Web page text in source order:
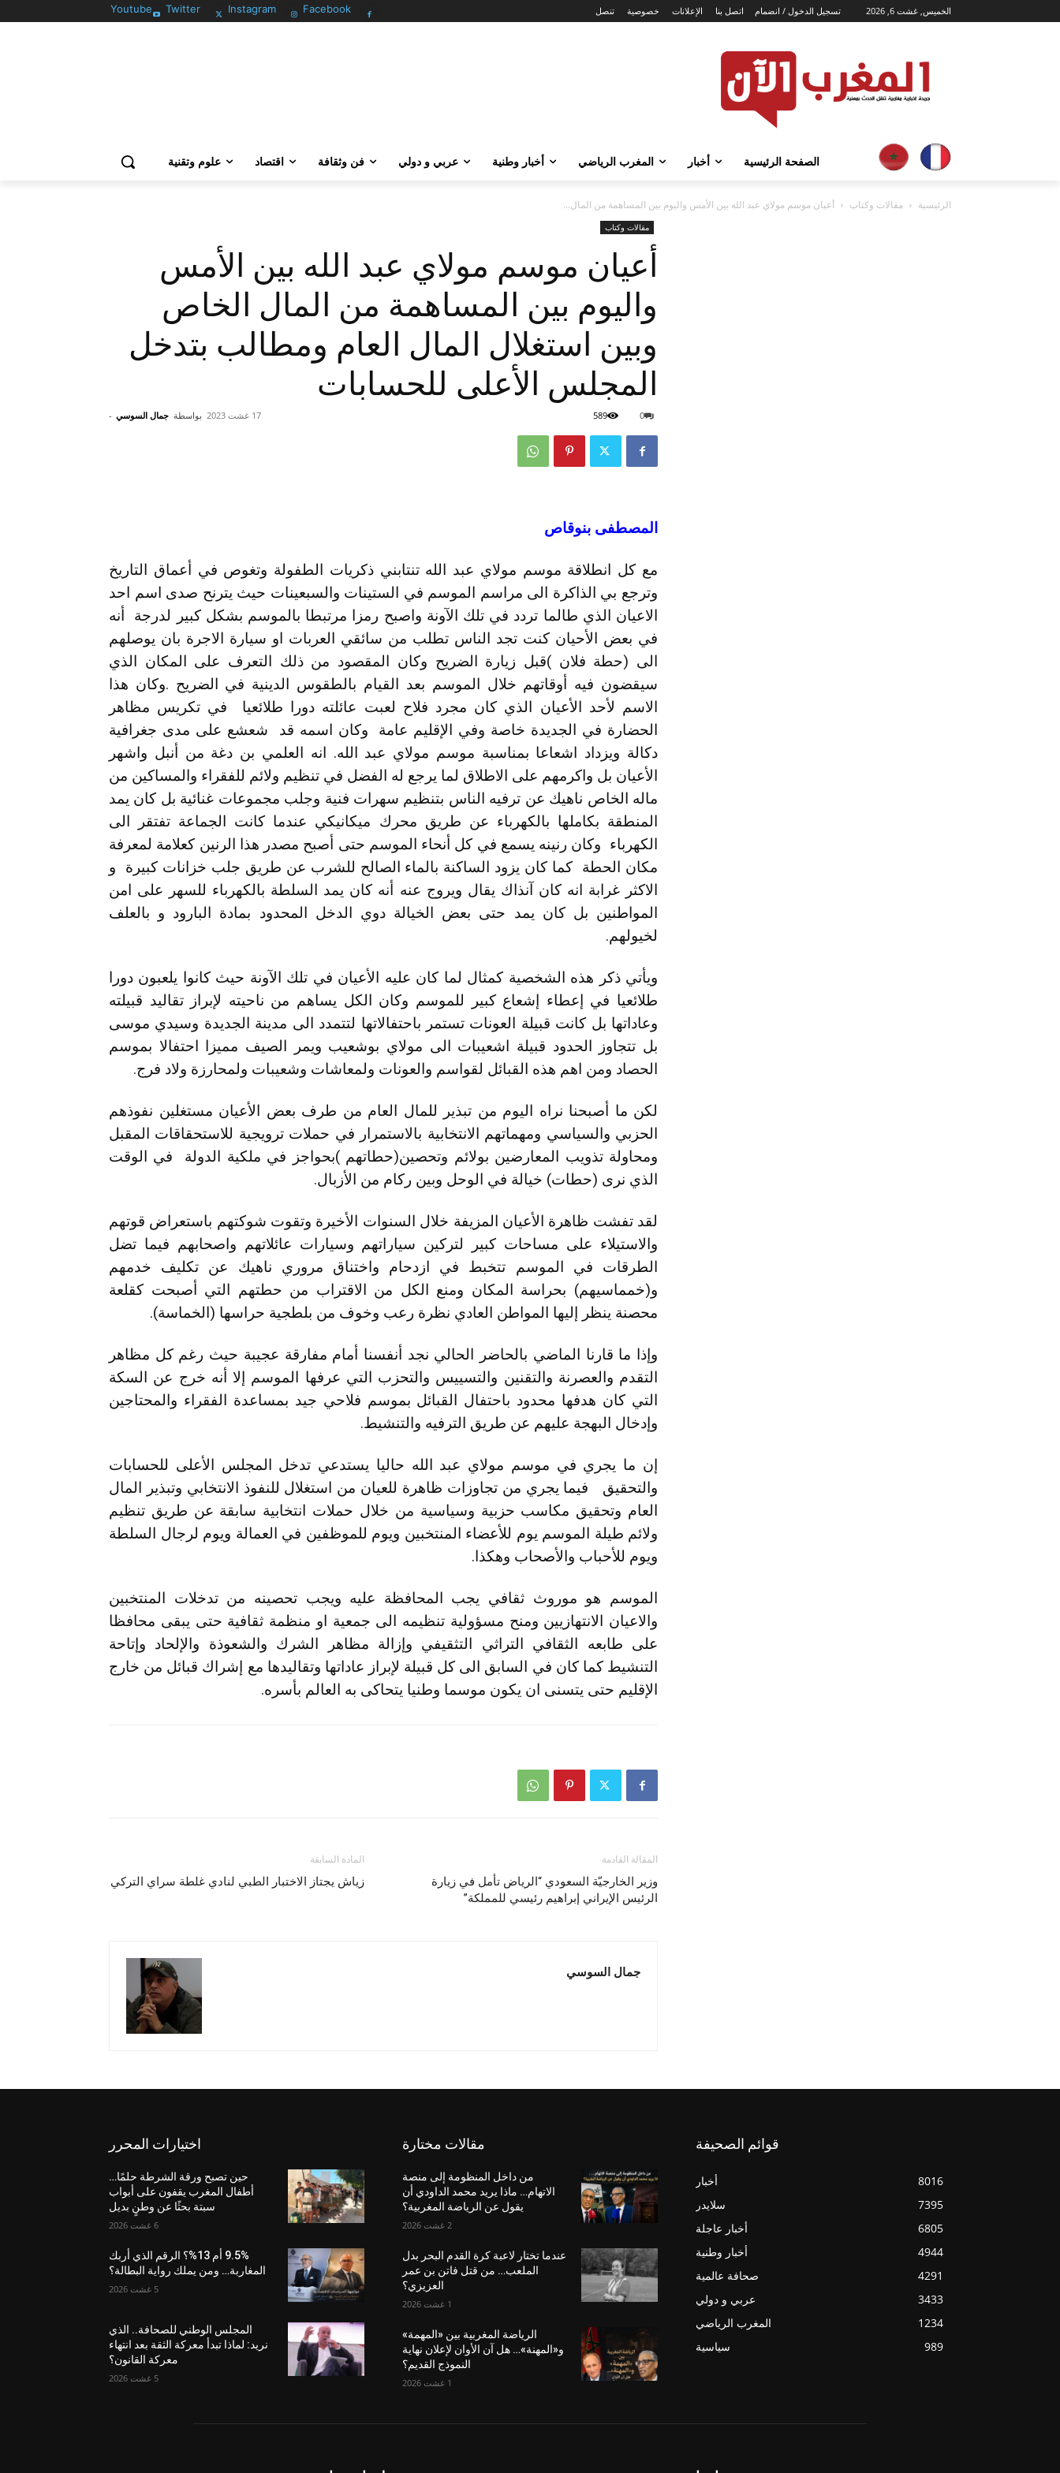
Facebook
Instagram
Twitter
Youtube الخميس, غشت 6, 2026 تسجيل الدخول / انضمام تنصل خصوصية الإعلانات اتصل بنا
الصفحة الرئيسية أخبار المغرب الرياضي أخبار وطنية عربي و دولي فن وثقافة اقتصاد علوم وتقنية
الرئيسية مقالات وكتاب أعيان موسم مولاي عبد الله بين الأمس واليوم بين المساهمة من المال...
مقالات وكتاب
أعيان موسم مولاي عبد الله بين الأمس
واليوم بين المساهمة من المال الخاص
وبين استغلال المال العام ومطالب بتدخل
المجلس الأعلى للحسابات
بواسطة جمال السوسي - 17 غشت 2023 0
589
المصطفى بنوقاص
مع كل انطلاقة موسم مولاي عبد الله تنتابني ذكريات الطفولة وتغوص في أعماق التاريخ
وترجع بي الذاكرة الى مراسم الموسم في الستينات والسبعينات حيث يترنح صدى اسم احد
الاعيان الذي طالما تردد في تلك الآونة واصبح رمزا مرتبطا بالموسم بشكل كبير لدرجة أنه
في بعض الأحيان كنت تجد الناس تطلب من سائقي العربات او سيارة الاجرة بان يوصلهم
الى (حطة فلان )قبل زيارة الضريح وكان المقصود من ذلك التعرف على المكان الذي
سيقضون فيه أوقاتهم خلال الموسم بعد القيام بالطقوس الدينية في الضريح .وكان هذا
الاسم لأحد الأعيان الذي كان مجرد فلاح لعبت عائلته دورا طلائعيا في تكريس مظاهر
الحضارة في الجديدة خاصة وفي الإقليم عامة وكان اسمه قد شعشع على مدى جغرافية
دكالة ويزداد اشعاعا بمناسبة موسم مولاي عبد الله. انه العلمي بن دغة من أنبل واشهر
الأعيان بل واكرمهم على الاطلاق لما يرجع له الفضل في تنظيم ولائم للفقراء والمساكين من
ماله الخاص ناهيك عن ترفيه الناس بتنظيم سهرات فنية وجلب مجموعات غنائية بل كان يمد
المنطقة بكاملها بالكهرباء عن طريق محرك ميكانيكي عندما كانت الجماعة تفتقر الى
الكهرباء وكان رنينه يسمع في كل أنحاء الموسم حتى أصبح مصدر هذا الرنين كعلامة لمعرفة
مكان الحطة كما كان يزود الساكنة بالماء الصالح للشرب عن طريق جلب خزانات كبيرة و
الاكثر غرابة انه كان آنذاك يقال ويروج عنه أنه كان يمد السلطة بالكهرباء للسهر على امن
المواطنين بل كان يمد حتى بعض الخيالة دوي الدخل المحدود بمادة البارود و بالعلف
لخيولهم.
ويأتي ذكر هذه الشخصية كمثال لما كان عليه الأعيان في تلك الآونة حيث كانوا يلعبون دورا
طلائعيا في إعطاء إشعاع كبير للموسم وكان الكل يساهم من ناحيته لإبراز تقاليد قبيلته
وعاداتها بل كانت قبيلة العونات تستمر باحتفالاتها لتتمدد الى مدينة الجديدة وسيدي موسى
بل تتجاوز الحدود قبيلة اشعيبات الى مولاي بوشعيب ويمر الصيف مميزا احتفالا بموسم
الحصاد ومن اهم هذه القبائل لقواسم والعونات ولمعاشات وشعيبات ولمحارزة ولاد فرج.
لكن ما أصبحنا نراه اليوم من تبذير للمال العام من طرف بعض الأعيان مستغلين نفوذهم
الحزبي والسياسي ومهماتهم الانتخابية بالاستمرار في حملات ترويجية للاستحقاقات المقبل
ومحاولة تذويب المعارضين بولائم وتحصين(حطاتهم )بحواجز في ملكية الدولة في الوقت
الذي نرى (حطات) خيالة في الوحل وبين ركام من الأزبال.
لقد تفشت ظاهرة الأعيان المزيفة خلال السنوات الأخيرة وتقوت شوكتهم باستعراض قوتهم
والاستيلاء على مساحات كبير لتركين سياراتهم وسيارات عائلاتهم واصحابهم فيما تضل
الطرقات في الموسم تتخبط في ازدحام واختناق مروري ناهيك عن تكليف خدمهم
و(خمماسيهم) بحراسة المكان ومنع الكل من الاقتراب من حطتهم التي أصبحت كقلعة
محصنة ينظر إليها المواطن العادي نظرة رعب وخوف من بلطجية حراسها (الخماسة).
وإذا ما قارنا الماضي بالحاضر الحالي نجد أنفسنا أمام مفارقة عجيبة حيث رغم كل مظاهر
التقدم والعصرنة والتقنين والتسييس والتحزب التي عرفها الموسم إلا أنه خرج عن السكة
التي كان هدفها محدود باحتفال القبائل بموسم فلاحي جيد بمساعدة الفقراء والمحتاجين
وإدخال البهجة عليهم عن طريق الترفيه والتنشيط.
إن ما يجري في موسم مولاي عبد الله حاليا يستدعي تدخل المجلس الأعلى للحسابات
والتحقيق فيما يجري من تجاوزات ظاهرة للعيان من استغلال للنفوذ الانتخابي وتبذير المال
العام وتحقيق مكاسب حزبية وسياسية من خلال حملات انتخابية سابقة عن طريق تنظيم
ولائم طيلة الموسم يوم للأعضاء المنتخبين ويوم للموظفين في العمالة ويوم لرجال السلطة
ويوم للأحباب والأصحاب وهكذا.
الموسم هو موروث ثقافي يجب المحافظة عليه ويجب تحصينه من تدخلات المنتخبين
والاعيان الانتهازيين ومنح مسؤولية تنظيمه الى جمعية او منظمة ثقافية حتى يبقى محافظا
على طابعه الثقافي التراثي التثقيفي وإزالة مظاهر الشرك والشعوذة والإلحاد وإتاحة
التنشيط كما كان في السابق الى كل قبيلة لإبراز عاداتها وتقاليدها مع إشراك قبائل من خارج
الإقليم حتى يتسنى ان يكون موسما وطنيا يتحاكى به العالم بأسره.
المادة السابقة
زياش يجتاز الاختبار الطبي لنادي غلطة سراي التركي
المقالة القادمة
وزير الخارجيّة السعودي “الرياض تأمل في زيارة
الرئيس الإيراني إبراهيم رئيسي للمملكة”
جمال السوسي
اختيارات المحرر
حين تصبح ورقة الشرطة حلمًا…
أطفال المغرب يقفون على أبواب
سبتة بحثًا عن وطنٍ بديل
6 غشت 2026
9.5% أم 13%؟ الرقم الذي أربك
المغاربة… ومن يملك رواية البطالة؟
5 غشت 2026
المجلس الوطني للصحافة.. الذي
نريد: لماذا تبدأ معركة الثقة بعد انتهاء
معركة القانون؟
5 غشت 2026
مقالات مختارة
من داخل المنظومة إلى منصة
الاتهام… ماذا يريد محمد الداودي أن
يقول عن الرياضة المغربية؟
2 غشت 2026
عندما تختار لاعبة كرة القدم البحر بدل
الملعب… من قتل فاتن بن عمر
العزيزي؟
1 غشت 2026
الرياضة المغربية بين «المهمة»
و«المهنة»… هل آن الأوان لإعلان نهاية
النموذج القديم؟
1 غشت 2026
قوائم الصحيفة
أخبار
8016
سلايدر
7395
أخبار عاجلة
6805
أخبار وطنية
4944
صحافة عالمية
4291
عربي و دولي
3433
المغرب الرياضي
1234
سياسية
989